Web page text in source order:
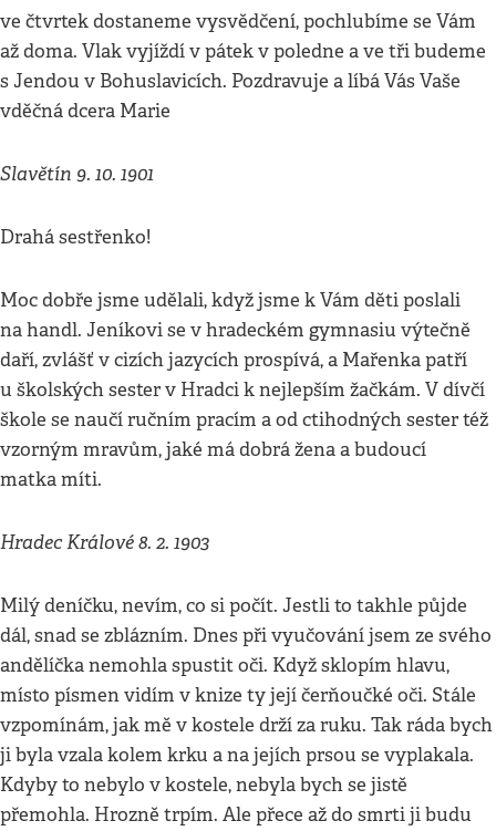
ve čtvrtek dostaneme vysvědčení, pochlubíme se Vám
až doma. Vlak vyjíždí v pátek v poledne a ve tři budeme
s Jendou v Bohuslavicích. Pozdravuje a líbá Vás Vaše
vděčná dcera Marie
Slavětín 9. 10. 1901
Drahá sestřenko!
Moc dobře jsme udělali, když jsme k Vám děti poslali
na handl. Jeníkovi se v hradeckém gymnasiu výtečně
daří, zvlášť v cizích jazycích prospívá, a Mařenka patří
u školských sester v Hradci k nejlepším žačkám. V dívčí
škole se naučí ručním pracím a od ctihodných sester též
vzorným mravům, jaké má dobrá žena a budoucí
matka míti.
Hradec Králové 8. 2. 1903
Milý deníčku, nevím, co si počít. Jestli to takhle půjde
dál, snad se zblázním. Dnes při vyučování jsem ze svého
andělíčka nemohla spustit oči. Když sklopím hlavu,
místo písmen vidím v knize ty její čerňoučké oči. Stále
vzpomínám, jak mě v kostele drží za ruku. Tak ráda bych
ji byla vzala kolem krku a na jejích prsou se vyplakala.
Kdyby to nebylo v kostele, nebyla bych se jistě
přemohla. Hrozně trpím. Ale přece až do smrti ji budu